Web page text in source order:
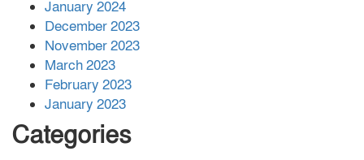
January 2024
December 2023
November 2023
March 2023
February 2023
January 2023
Categories